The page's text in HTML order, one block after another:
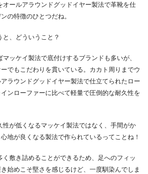
オールアラウンドグッドイヤー製法で革靴を仕
の特徴のひとつだね。
と、どういうこと？
ッケイ製法で底付けするブランドも多いが、
でもこだわりを貫いている。カカト周りまでウ
ラウンドグッドイヤー製法で仕立てられたロー
ンローファーに比べて軽量で圧倒的な耐久性を
性が低くなるマッケイ製法ではなく、手間がか
地が良くなる製法で作られているってことね！
敷き詰めることができるため、足へのフィッ
始めこそ堅さを感じるけど、一度馴染んでしま